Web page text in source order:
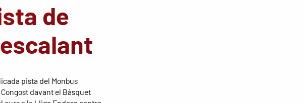
de
pista del Monbus
davant el Bàsquet